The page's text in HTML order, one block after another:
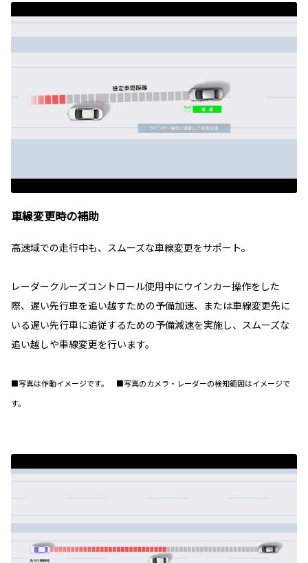
車線変更時の補助
高速域での走行中も、スムーズな車線変更をサポート。
レーダークルーズコントロール使用中にウインカー操作をした
際、遅い先行車を追い越すための予備加速、または車線変更先に
いる遅い先行車に追従するための予備減速を実施し、スムーズな
追い越しや車線変更を行います。
■写真は作動イメージです。 ■写真のカメラ・レーダーの検知範囲はイメージで
す。